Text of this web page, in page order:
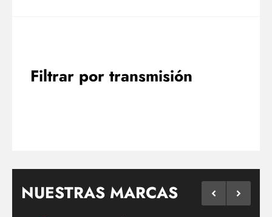
Filtrar por transmisión
NUESTRAS MARCAS